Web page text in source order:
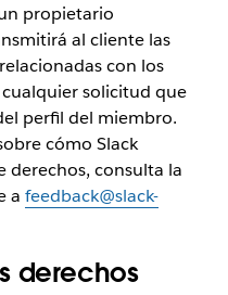
propietario
al cliente las
con los
solicitud que
perfil del miembro.
cómo Slack
derechos, consulta la
a feedback@slack-
derechos